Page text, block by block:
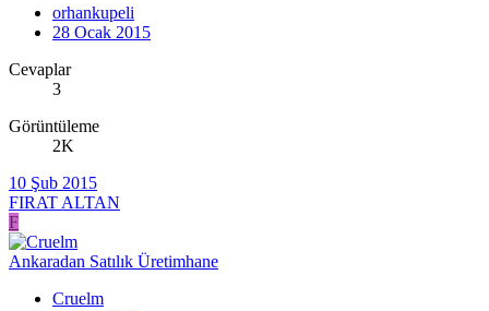
orhankupeli
28 Ocak 2015
Cevaplar
3
Görüntüleme
2K
10 Şub 2015
FIRAT ALTAN
F
Ankaradan Satılık Üretimhane
Cruelm